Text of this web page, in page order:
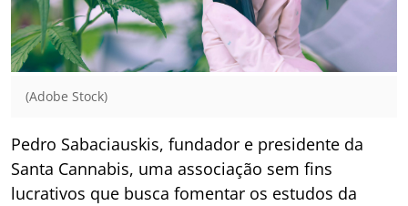
(Adobe Stock)
Pedro Sabaciauskis, fundador e presidente da
Santa Cannabis, uma associação sem fins
lucrativos que busca fomentar os estudos da